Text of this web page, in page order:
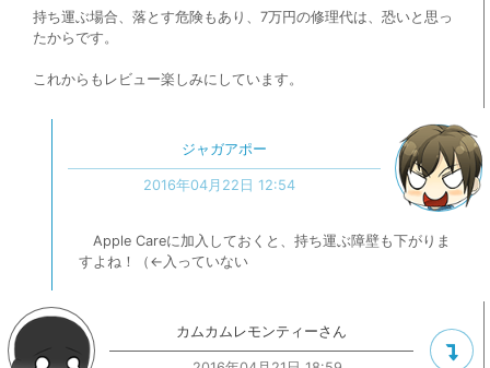
持ち運ぶ場合、落とす危険もあり、7万円の修理代は、恐いと思っ
たからです。
これからもレビュー楽しみにしています。
ジャガアポー
2016年04月22日 12:54
Apple Careに加入しておくと、持ち運ぶ障壁も下がりま
すよね！（←入っていない
カムカムレモンティーさん